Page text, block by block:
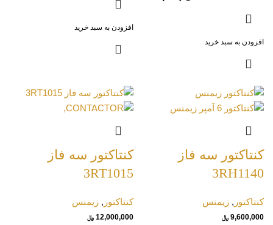
افزودن به سبد خرید
افزودن به سبد خرید
کنتاکتور سه فاز
3RH1140
کنتاکتور , زیمنس
9,600,000 ﷼
کنتاکتور سه فاز
3RT1015
کنتاکتور , زیمنس
12,000,000 ﷼